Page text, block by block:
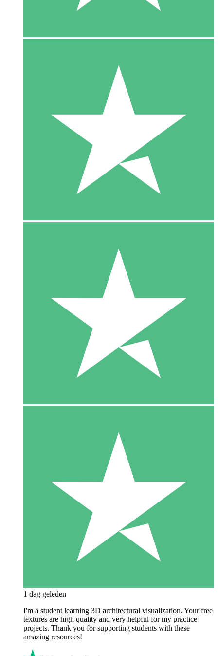
1 dag geleden
I'm a student learning 3D architectural visualization. Your free
textures are high quality and very helpful for my practice
projects. Thank you for supporting students with these
amazing resources!